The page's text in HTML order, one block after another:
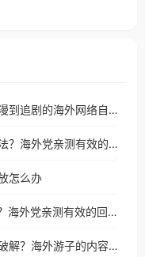
飒漫画国外打不开怎么办？从追漫到追剧的海外网络自由之路
哔哩哔哩在国外看不了有什么办法？海外党亲测有效的回国加速解决方案
怎么办
韩剧tv对所在地区不提供服务吗？海外党亲测有效的回国加速解决方案
酷匠阅读在海外有地区限制怎么破解？海外游子的内容归乡路